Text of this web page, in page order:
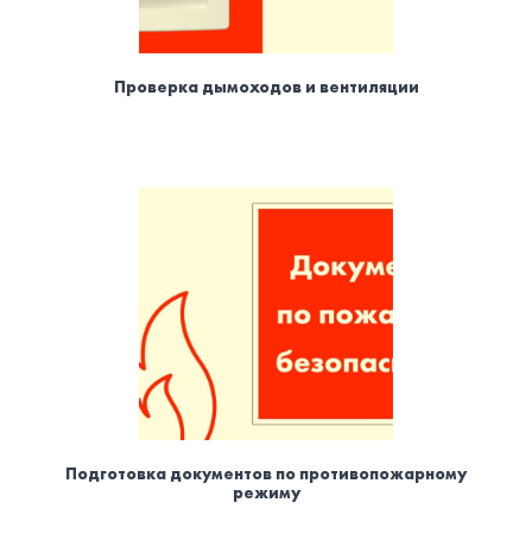
Проверка дымоходов и вентиляции
Подготовка документов по противопожарному
режиму